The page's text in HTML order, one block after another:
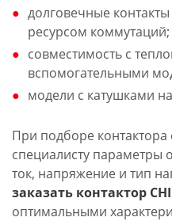
долговечные
ресурсом коммутаций;
совместимость с
вспомогательными
модели с катушками
При подборе
специалисту
ток, напряжение и тип
заказать контактор
оптимальными